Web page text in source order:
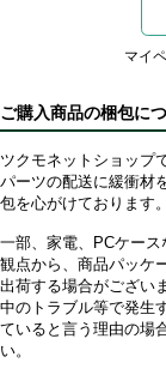
マイ
ご購入商品の梱包に
ツクモネットショップ
パーツの配送に緩衝材
包を心がけております。
一部、家電、PCケー
観点から、商品パッケ
出荷する場合がござい
中のトラブル等で発生
ていると言う理由の場
い。